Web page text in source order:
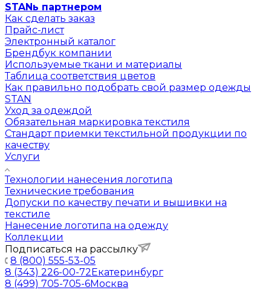
STANь партнером
Как сделать заказ
Прайс-лист
Электронный каталог
Брендбук компании
Используемые ткани и материалы
Таблица соответствия цветов
Как правильно подобрать свой размер одежды
STAN
Уход за одеждой
Обязательная маркировка текстиля
Стандарт приемки текстильной продукции по
качеству
Услуги
Технологии нанесения логотипа
Технические требования
Допуски по качеству печати и вышивки на
текстиле
Нанесение логотипа на одежду
Коллекции
Подписаться на рассылку
8 (800) 555-53-05
8 (343) 226-00-72Екатеринбург
8 (499) 705-705-6Москва